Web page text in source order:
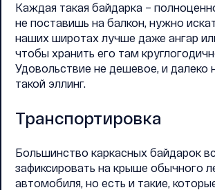
Каждая такая байдарка –
не поставишь на балкон, нужно
наших широтах лучше даже ангар
чтобы хранить его там
Удовольствие не дешевое, и далеко
такой эллинг.
Транспортировка
Большинство каркасных байдарок
зафиксировать на крыше обычного
автомобиля, но есть и такие,